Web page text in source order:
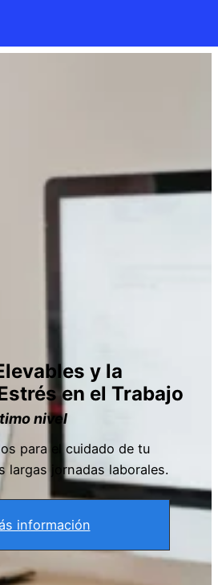
y la
en el Trabajo
nivel
para el cuidado de tu
largas jornadas laborales.
información